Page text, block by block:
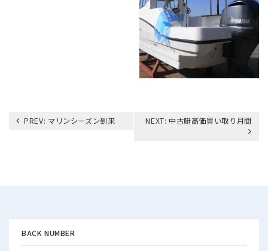
投
PREV: マリンシーズン到来 NEXT: 中古艇高価買い取り月間
BACK NUMBER